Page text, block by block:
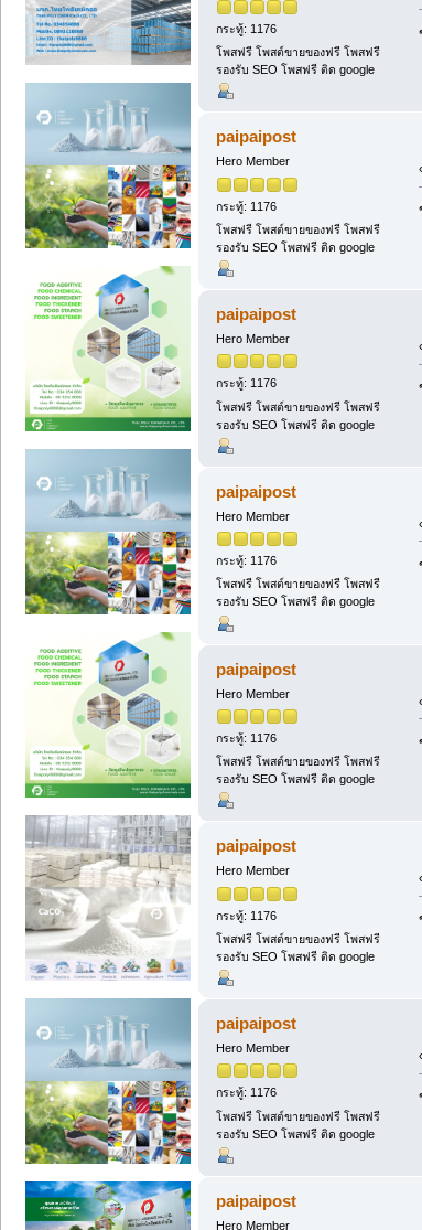
กระทู้: 1176
โพสฟรี โพสต์ขายของฟรี โพสฟรี
รองรับ SEO โพสฟรี ติด google
paipaipost
Hero Member
กระทู้: 1176
โพสฟรี โพสต์ขายของฟรี โพสฟรี
รองรับ SEO โพสฟรี ติด google
paipaipost
Hero Member
กระทู้: 1176
โพสฟรี โพสต์ขายของฟรี โพสฟรี
รองรับ SEO โพสฟรี ติด google
paipaipost
Hero Member
กระทู้: 1176
โพสฟรี โพสต์ขายของฟรี โพสฟรี
รองรับ SEO โพสฟรี ติด google
paipaipost
Hero Member
กระทู้: 1176
โพสฟรี โพสต์ขายของฟรี โพสฟรี
รองรับ SEO โพสฟรี ติด google
paipaipost
Hero Member
กระทู้: 1176
โพสฟรี โพสต์ขายของฟรี โพสฟรี
รองรับ SEO โพสฟรี ติด google
paipaipost
Hero Member
กระทู้: 1176
โพสฟรี โพสต์ขายของฟรี โพสฟรี
รองรับ SEO โพสฟรี ติด google
paipaipost
Hero Member